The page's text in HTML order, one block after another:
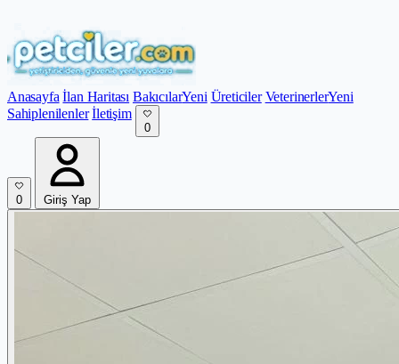
Anasayfa İlan Haritası BakıcılarYeni Üreticiler VeterinerlerYeni
Sahiplenilenler İletişim
0
0 Giriş Yap